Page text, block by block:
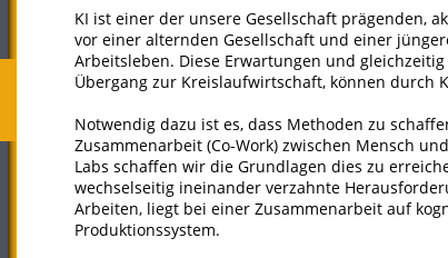
KI ist einer der unsere Gesellschaft prägenden,
vor einer alternden Gesellschaft und einer
Arbeitsleben. Diese Erwartungen und
Übergang zur Kreislaufwirtschaft, können durch
Notwendig dazu ist es, dass Methoden zu
Zusammenarbeit (Co-Work) zwischen Mensch
Labs schaffen wir die Grundlagen dies zu
wechselseitig ineinander verzahnte
Arbeiten, liegt bei einer Zusammenarbeit auf
Produktionssystem.